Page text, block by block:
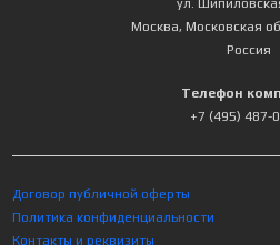
ул.
Москва, Московская
Россия
Телефон
+7 (495) 487-
Договор публичной оферты
Политика конфиденциальности
Контакты и реквизиты